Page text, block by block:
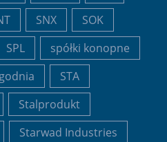
SNX
SOK
SPL
spółki konopne
STA
Stalprodukt
Starwad Industries